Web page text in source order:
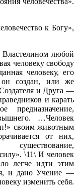
к Богу»,
любой
человеку свободу
человеку, его
он создан, или же
и Друга —
и карать
предназначение,
…Человек
своим животным
от них,
\11\ И человек
легче идти этим
и дано Учение —
изменить себя.